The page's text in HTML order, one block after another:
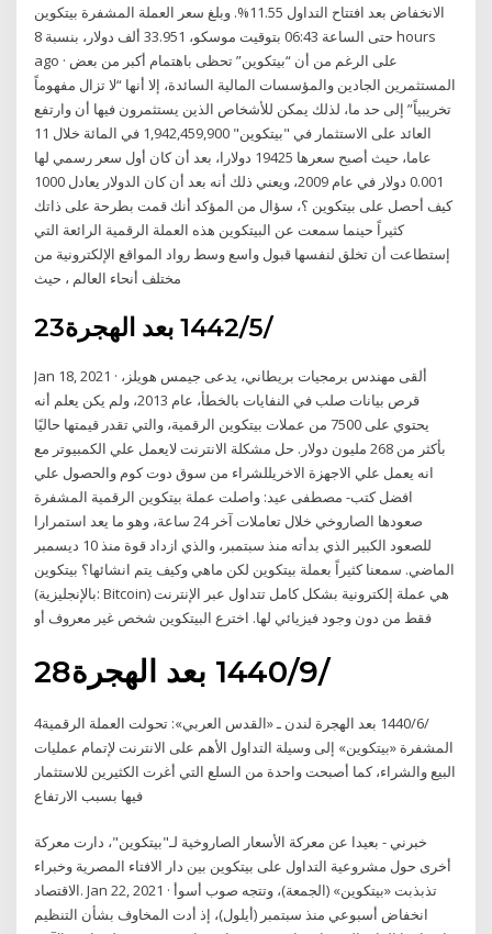
الانخفاض بعد افتتاح التداول 11.55%. وبلغ سعر العملة المشفرة بيتكوين
حتى الساعة 06:43 بتوقيت موسكو، 33.951 ألف دولار، بنسبة 8 hours
ago · على الرغم من أن “بيتكوين” تحظى باهتمام أكبر من بعض
المستثمرين الجادين والمؤسسات المالية السائدة، إلا أنها “لا تزال مفهوماً
تخريبياً” إلى حد ما، لذلك يمكن للأشخاص الذين يستثمرون فيها أن وارتفع
العائد على الاستثمار في "بيتكوين" 1,942,459,900 في المائة خلال 11
عاما، حيث أصبح سعرها 19425 دولارا، بعد أن كان أول سعر رسمي لها
0.001 دولار في عام 2009، ويعني ذلك أنه بعد أن كان الدولار يعادل 1000
كيف أحصل على بيتكوين ؟، سؤال من المؤكد أنك قمت بطرحة على ذاتك
كثيراً حينما سمعت عن البيتكوين هذه العملة الرقمية الرائعة التي
إستطاعت أن تخلق لنفسها قبول واسع وسط رواد المواقع الإلكترونية من
مختلف أنحاء العالم ، حيث
23‏‏/5‏‏/1442 بعد الهجرة
Jan 18, 2021 · ألقى مهندس برمجيات بريطاني، يدعى جيمس هويلز،
قرص بيانات صلب في النفايات بالخطأ، عام 2013، ولم يكن يعلم أنه
يحتوي على 7500 من عملات بيتكوين الرقمية، والتي تقدر قيمتها حاليًا
بأكثر من 268 مليون دولار. حل مشكلة الانترنت لايعمل علي الكمبيوتر مع
انه يعمل علي الاجهزة الاخريللشراء من سوق دوت كوم والحصول علي
افضل كتب- مصطفى عيد: واصلت عملة بيتكوين الرقمية المشفرة
صعودها الصاروخي خلال تعاملات آخر 24 ساعة، وهو ما يعد استمرارا
للصعود الكبير الذي بدأته منذ سبتمبر، والذي ازداد قوة منذ 10 ديسمبر
الماضي. سمعنا كثيراً بعملة بيتكوين لكن ماهي وكيف يتم انشائها؟ بيتكوين
(بالإنجليزية: Bitcoin) هي عملة إلكترونية بشكل كامل تتداول عبر الإنترنت
فقط من دون وجود فيزيائي لها. اخترع البيتكوين شخص غير معروف أو
28‏‏/9‏‏/1440 بعد الهجرة
4‏‏/6‏‏/1440 بعد الهجرة لندن ـ «القدس العربي»: تحولت العملة الرقمية
المشفرة «بيتكوين» إلى وسيلة التداول الأهم على الانترنت لإتمام عمليات
البيع والشراء، كما أصبحت واحدة من السلع التي أغرت الكثيرين للاستثمار
فيها بسبب الارتفاع
خبرني - بعيدا عن معركة الأسعار الصاروخية لـ"بيتكوين"، دارت معركة
أخرى حول مشروعية التداول على بيتكوين بين دار الافتاء المصرية وخبراء
الاقتصاد. Jan 22, 2021 · تذبذبت «بيتكوين» (الجمعة)، وتتجه صوب أسوأ
انخفاض أسبوعي منذ سبتمبر (أيلول)، إذ أدت المخاوف بشأن التنظيم